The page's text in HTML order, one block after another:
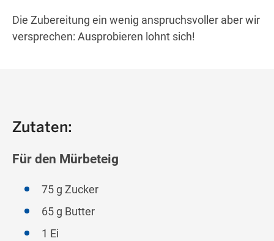
Die Zubereitung ein wenig anspruchsvoller aber wir
versprechen: Ausprobieren lohnt sich!
Zutaten:
Für den Mürbeteig
75 g Zucker
65 g Butter
1 Ei